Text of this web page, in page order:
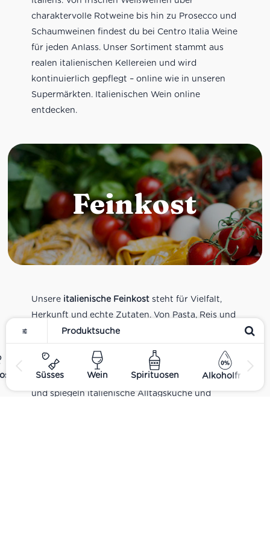
Süsses Wein Spirituosen Alkoholfrei
charaktervolle Rotweine bis hin zu Prosecco und
Schaumweinen findest du bei Centro Italia Weine
für jeden Anlass. Unser Sortiment stammt aus
realen italienischen Kellereien und wird
kontinuierlich gepflegt – online wie in unseren
Supermärkten. Italienischen Wein online
entdecken.
Feinkost
Unsere italienische Feinkoststeht für Vielfalt,
Herkunft und echte Zutaten. Von Pasta, Reis und
Tomatensaucen über Olivenöl, Antipasti und
Pesto bis zu Balsamico und Spezialitäten aus
verschiedenen Regionen Italiens. Alle Produkte
sind Teil unseres realen Supermarkt-Sortiments
und spiegeln italienische Alltagsküche und